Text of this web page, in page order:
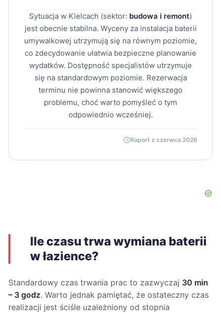
Sytuacja w Kielcach (sektor: budowa i remont)
jest obecnie stabilna. Wyceny za instalacja baterii
umywalkowej utrzymują się na równym poziomie,
co zdecydowanie ułatwia bezpieczne planowanie
wydatków. Dostępność specjalistów utrzymuje
się na standardowym poziomie. Rezerwacja
terminu nie powinna stanowić większego
problemu, choć warto pomyśleć o tym
odpowiednio wcześniej.
Raport z czerwca 2026
Ile czasu trwa wymiana baterii
w łazience?
Standardowy czas trwania prac to zazwyczaj 30 min
– 3 godz. Warto jednak pamiętać, że ostateczny czas
realizacji jest ściśle uzależniony od stopnia